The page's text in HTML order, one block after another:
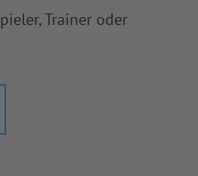
Trainer oder